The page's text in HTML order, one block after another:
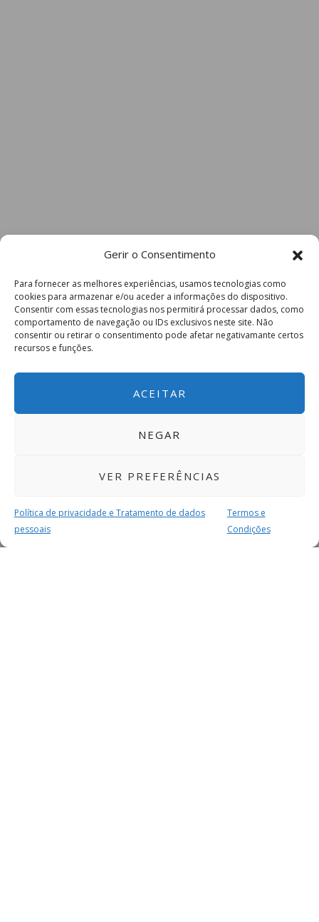
Gerir o Consentimento
Para fornecer as melhores experiências, usamos tecnologias como
cookies para armazenar e/ou aceder a informações do dispositivo.
Consentir com essas tecnologias nos permitirá processar dados, como
comportamento de navegação ou IDs exclusivos neste site. Não
consentir ou retirar o consentimento pode afetar negativamante certos
recursos e funções.
ACEITAR
NEGAR
VER PREFERÊNCIAS
Política de privacidade e Tratamento de dados
pessoais
Termos e
Condições